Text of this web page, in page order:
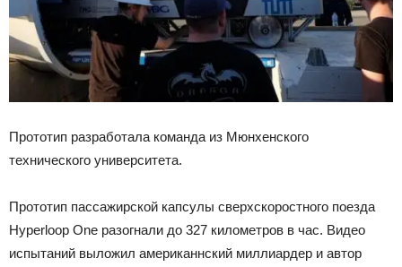
Прототип разработала команда из Мюнхенского
технического университета.
Прототип пассажирской капсулы сверхскоростного поезда
Hyperloop One разогнали до 327 километров в час. Видео
испытаний выложил американнский миллиардер и автор